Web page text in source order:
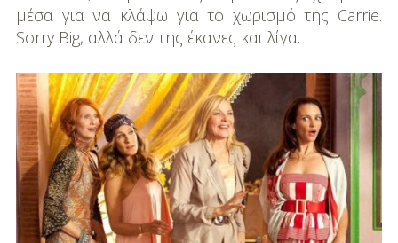
Βαπτίσεις
Παιδικό Δωμάτιο
Deco
DIY
Διατροφή-Συνταγές
μέσα για να κλάψω για το χωρισμό της Carrie.
Sorry Big, αλλά δεν της έκανες και λίγα.